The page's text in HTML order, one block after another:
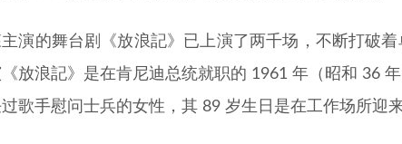
演的舞台剧《放浪記》已上演了两千场，不断打破
放浪記》是在肯尼迪总统就职的 1961 年（昭和 36
歌手慰问士兵的女性，其 89 岁生日是在工作场所迎来